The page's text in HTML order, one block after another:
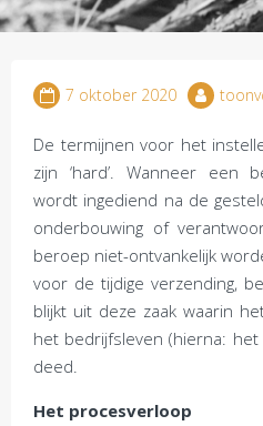
7 oktober 2020
De termijnen voor het
zijn ‘hard’. Wanneer een
wordt ingediend na de
onderbouwing of
beroep niet-ontvankelijk
voor de tijdige verzending,
blijkt uit deze zaak waarin
het bedrijfsleven (hierna: het
deed.
Het procesverloop